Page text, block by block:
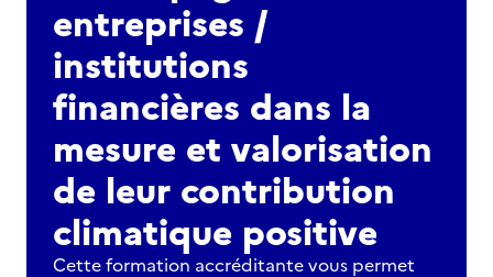
entreprises /
institutions
financières dans la
mesure et valorisation
de leur contribution
climatique positive
Cette formation accréditante vous permet